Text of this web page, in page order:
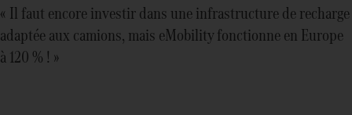
« Il faut encore investir dans une infrastructure de recharge
adaptée aux camions, mais eMobility fonctionne en Europe
à 120 % ! »